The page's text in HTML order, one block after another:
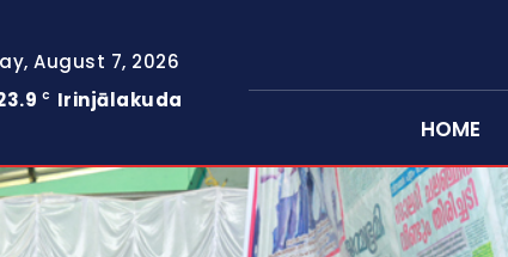
August 7, 2026
C Irinjālakuda
HOME